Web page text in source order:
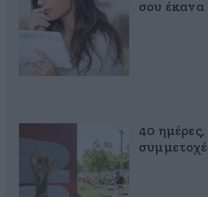
σου έκανα
40 ημέρες,